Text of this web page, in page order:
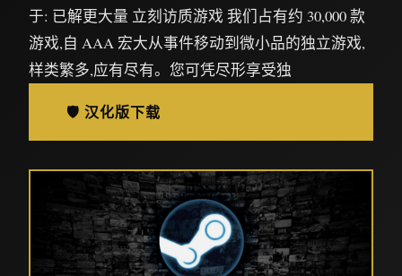
于: 已解更大量 立刻访质游戏 我们占有约 30,000 款
游戏,自 AAA 宏大从事件移动到微小品的独立游戏,
样类繁多,应有尽有。您可凭尽形享受独
🛡️ 汉化版下载